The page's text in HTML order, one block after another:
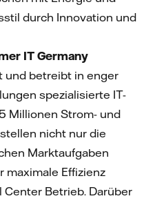
durch Innovation und
IT Germany
und betreibt in enger
spezialisierte IT-
Millionen Strom- und
nicht nur die
Marktaufgaben
maximale Effizienz
Center Betrieb. Darüber